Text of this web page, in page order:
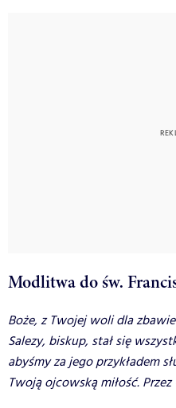
Modlitwa do św.
Boże, z Twojej woli dla
Salezy, biskup, stał się
abyśmy za jego przykładem
Twoją ojcowską miłość.